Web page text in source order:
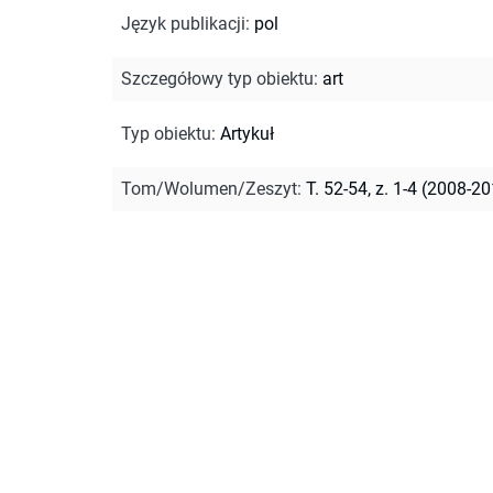
Język publikacji: pol
Szczegółowy typ obiektu: art
Typ obiektu: Artykuł
Tom/Wolumen/Zeszyt: T. 52-54, z. 1-4 (2008-